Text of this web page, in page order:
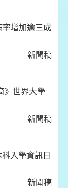
增加逾三成
新聞稿
》世界大學
新聞稿
科入學資訊日
新聞稿